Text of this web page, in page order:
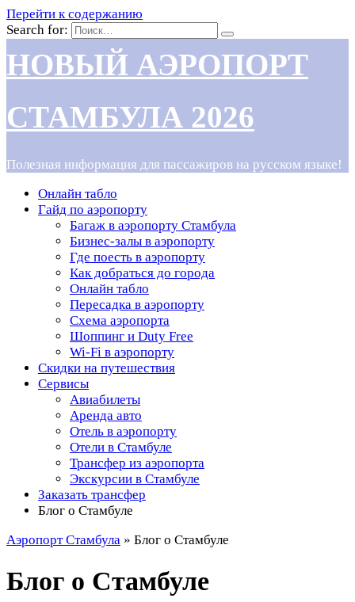
Перейти к содержанию
Search for:
НОВЫЙ АЭРОПОРТ
СТАМБУЛА 2026
Полезная информация для пассажиров на русском языке!
Онлайн табло
Гайд по аэропорту
Багаж в аэропорту Стамбула
Бизнес-залы в аэропорту
Где поесть в аэропорту
Как добраться до города
Онлайн табло
Пересадка в аэропорту
Схема аэропорта
Шоппинг и Duty Free
Wi-Fi в аэропорту
Скидки на путешествия
Сервисы
Авиабилеты
Аренда авто
Отель в аэропорту
Отели в Стамбуле
Трансфер из аэропорта
Экскурсии в Стамбуле
Заказать трансфер
Блог о Стамбуле
Аэропорт Стамбула » Блог о Стамбуле
Блог о Стамбуле